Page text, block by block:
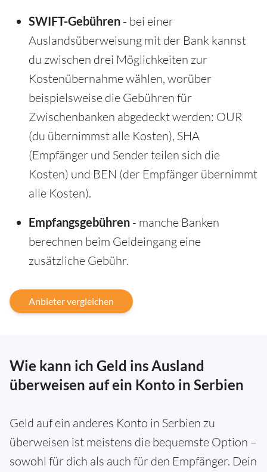
SWIFT-Gebühren - bei einer
Auslandsüberweisung mit der Bank kannst
du zwischen drei Möglichkeiten zur
Kostenübernahme wählen, worüber
beispielsweise die Gebühren für
Zwischenbanken abgedeckt werden: OUR
(du übernimmst alle Kosten), SHA
(Empfänger und Sender teilen sich die
Kosten) und BEN (der Empfänger übernimmt
alle Kosten).
Empfangsgebühren - manche Banken
berechnen beim Geldeingang eine
zusätzliche Gebühr.
Anbieter vergleichen
Wie kann ich Geld ins Ausland
überweisen auf ein Konto in Serbien
Geld auf ein anderes Konto in Serbien zu
überweisen ist meistens die bequemste Option –
sowohl für dich als auch für den Empfänger. Dein